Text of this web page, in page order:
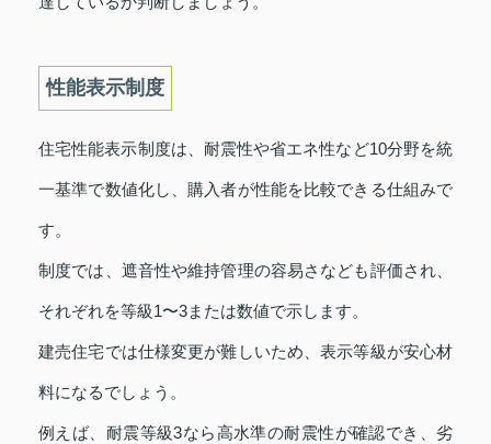
性能表示制度
住宅性能表示制度は、耐震性や省エネ性など10分野を統
一基準で数値化し、購入者が性能を比較できる仕組みで
す。
制度では、遮音性や維持管理の容易さなども評価され、
それぞれを等級1〜3または数値で示します。
建売住宅では仕様変更が難しいため、表示等級が安心材
料になるでしょう。
例えば、耐震等級3なら高水準の耐震性が確認でき、劣